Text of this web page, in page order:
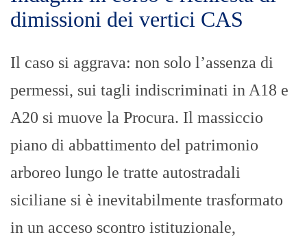
dimissioni dei vertici CAS
Il caso si aggrava: non solo l’assenza di
permessi, sui tagli indiscriminati in A18 e
A20 si muove la Procura. Il massiccio
piano di abbattimento del patrimonio
arboreo lungo le tratte autostradali
siciliane si è inevitabilmente trasformato
in un acceso scontro istituzionale,